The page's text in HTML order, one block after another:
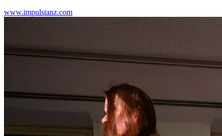
www.impulstanz.com